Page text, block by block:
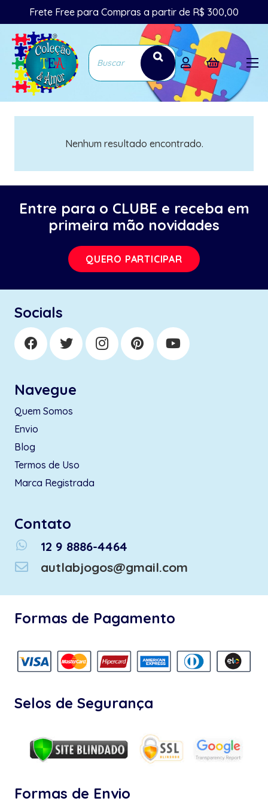
Frete Free para Compras a partir de R$ 300,00
Nenhum resultado encontrado.
Entre para o CLUBE e receba em
primeira mão novidades
QUERO PARTICIPAR
Socials
Navegue
Quem Somos
Envio
Blog
Termos de Uso
Marca Registrada
Contato
whatsapp
12 9 8886-4464
autlabjogos@gmail.com
Formas de Pagamento
Selos de Segurança
Formas de Envio